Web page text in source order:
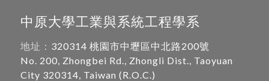
中原大學工業與系統工程學系
地址： 320314 桃園市中壢區中北路200號
No. 200, Zhongbei Rd., Zhongli Dist., Taoyuan
City 320314, Taiwan (R.O.C.)